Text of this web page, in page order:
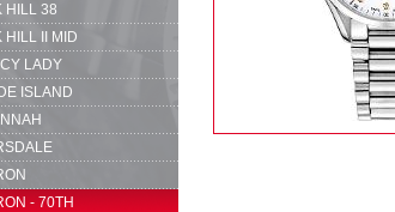
HILL 38
HILL II MID
LADY
ISLAND
- 70TH